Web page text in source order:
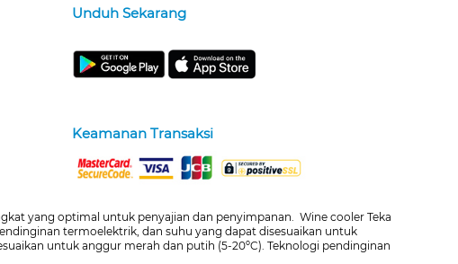
Unduh Sekarang
Keamanan Transaksi
yang optimal untuk penyajian dan penyimpanan. Wine cooler Teka
termoelektrik, dan suhu yang dapat disesuaikan untuk
untuk anggur merah dan putih (5-20ºC). Teknologi pendinginan